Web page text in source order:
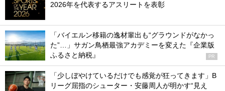
2026年を代表するアスリートを表彰
「バイエルン移籍の逸材輩出も“グラウンドがなかっ
た”…」サガン鳥栖最強アカデミーを変えた『企業版
ふるさと納税』
PR
「少しぼやけているだけでも感覚が狂ってきます」B
リーグ屈指のシューター・安藤周人が明かす“見え